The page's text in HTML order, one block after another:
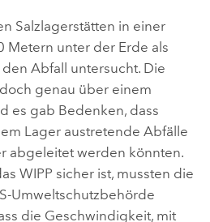
Salzlagerstätten in einer
Metern unter der Erde als
Abfall untersucht. Die
genau über einem
es gab Bedenken, dass
Lager austretende Abfälle
abgeleitet werden könnten.
WIPP sicher ist, mussten die
Umweltschutzbehörde
die Geschwindigkeit, mit